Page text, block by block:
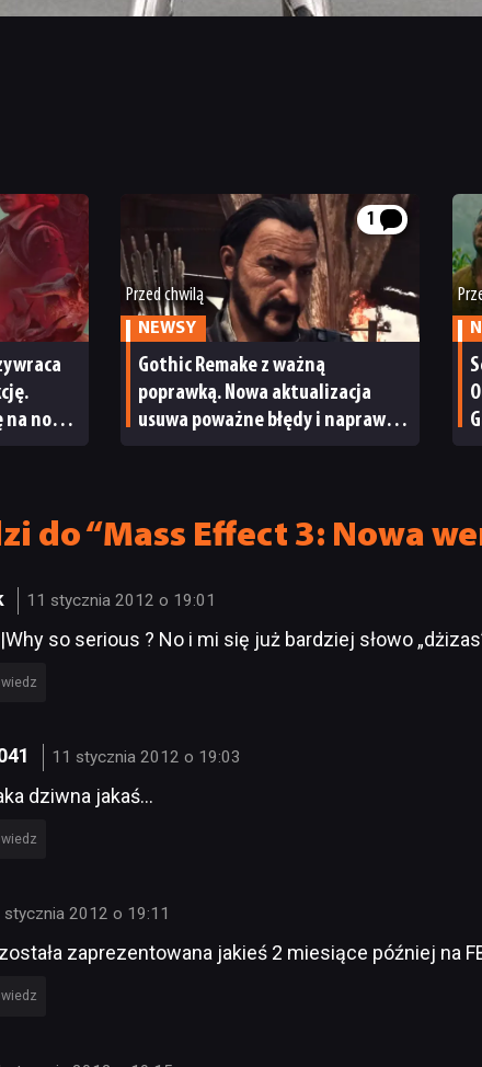
na nowy
1
Przed chwilą
NEWSY
Gothic Remake z ważną
poprawką. Nowa aktualizacja
usuwa poważne błędy i naprawia
do “Mass Effect 3: Nowa
11 stycznia 2012 o 19:01
so serious ? No i mi się już bardziej słowo
11 stycznia 2012 o 19:03
dziwna jakaś…
stycznia 2012 o 19:11
zaprezentowana jakieś 2 miesiące później na